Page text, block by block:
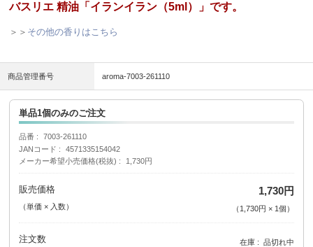
バスリエ 精油「イランイラン（5ml）」です。
＞＞ その他の香りはこちら
商品管理番号 aroma-7003-261110
単品1個のみのご注文
品番
7003-261110
JANコード
4571335154042
メーカー希望小売価格(税抜)
1,730円
販売価格
（単価 × 入数）
1,730円
（ 1,730円 × 1個 ）
注文数 在庫 品切れ中